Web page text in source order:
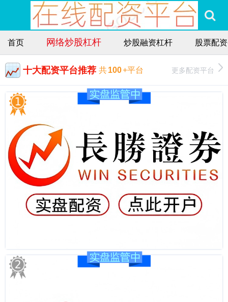
首页 网络炒股杠杆 炒股融资杠杆 股票配
十大配资平台推荐 共100+平台 更多配资平台